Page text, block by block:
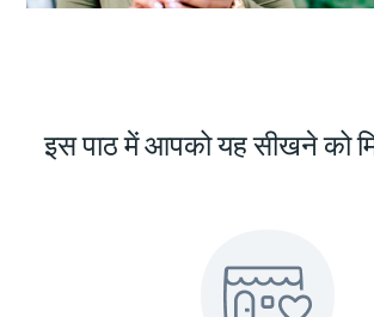
इस पाठ में आपको यह सीखने को